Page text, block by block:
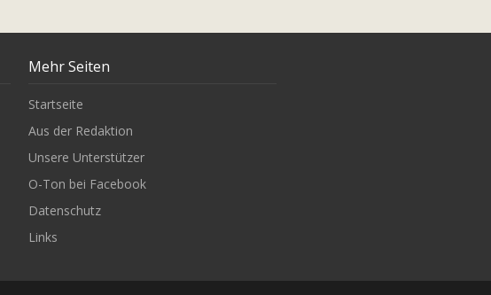
Mehr Seiten
Startseite
Aus der Redaktion
Unsere Unterstützer
O-Ton bei Facebook
Datenschutz
Links